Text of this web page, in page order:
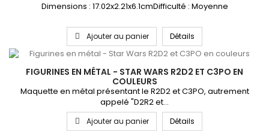
Dimensions : 17.02x2.21x6.1cmDifficulté : Moyenne
Ajouter au panier Détails
FIGURINES EN MÉTAL - STAR WARS R2D2 ET C3PO EN
COULEURS
Maquette en métal présentant le R2D2 et C3PO, autrement
appelé "D2R2 et...
Ajouter au panier Détails